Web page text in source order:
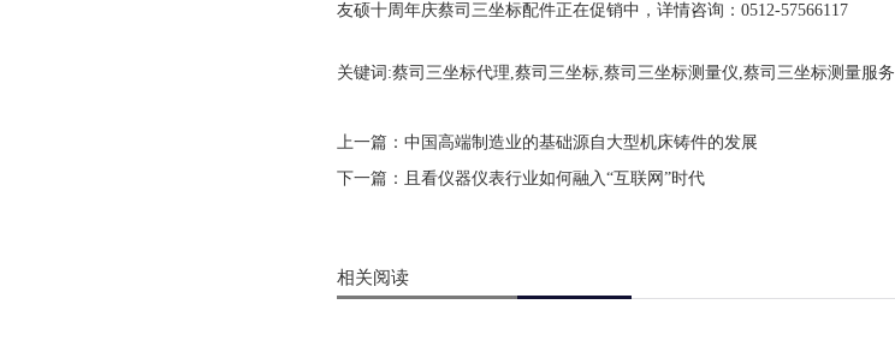
友硕十周年庆蔡司三坐标配件正在促销中，详情咨询：0512-57566117
关键词:蔡司三坐标代理,蔡司三坐标,蔡司三坐标测量仪,蔡司三坐标测量服务
上一篇： 中国高端制造业的基础源自大型机床铸件的发展
下一篇：
且看仪器仪表行业如何融入“互联网”时代
相关阅读